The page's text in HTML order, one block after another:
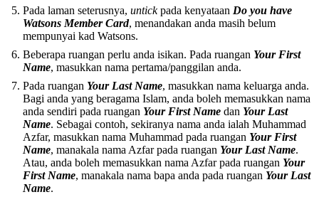
Pada laman seterusnya, untickpada kenyataan Do you have
Watsons Member Card, menandakan anda masih belum
mempunyai kad Watsons.
Beberapa ruangan perlu anda isikan. Pada ruangan Your First
Name, masukkan nama pertama/panggilan anda.
Pada ruangan Your Last Name, masukkan nama keluarga anda.
Bagi anda yang beragama Islam, anda boleh memasukkan nama
anda sendiri pada ruangan Your First Name dan Your Last
Name. Sebagai contoh, sekiranya nama anda ialah Muhammad
Azfar, masukkan nama Muhammad pada ruangan Your First
Name, manakala nama Azfar pada ruangan Your Last Name.
Atau, anda boleh memasukkan nama Azfar pada ruangan Your
First Name, manakala nama bapa anda pada ruangan Your Last
Name.